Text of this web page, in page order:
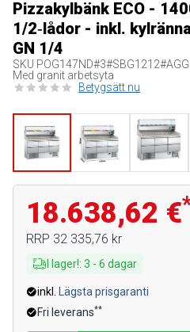
Pizzakylbänk ECO -
1/2‑lådor - inkl.
GN 1/4
SKU
Med granit arbetsyta
Betygsätt nu
18.638,62 €
RRP 32 335,76 kr
I lager!: 3 - 6 dagar
inkl.
Lägsta prisgaranti
Fri leverans**